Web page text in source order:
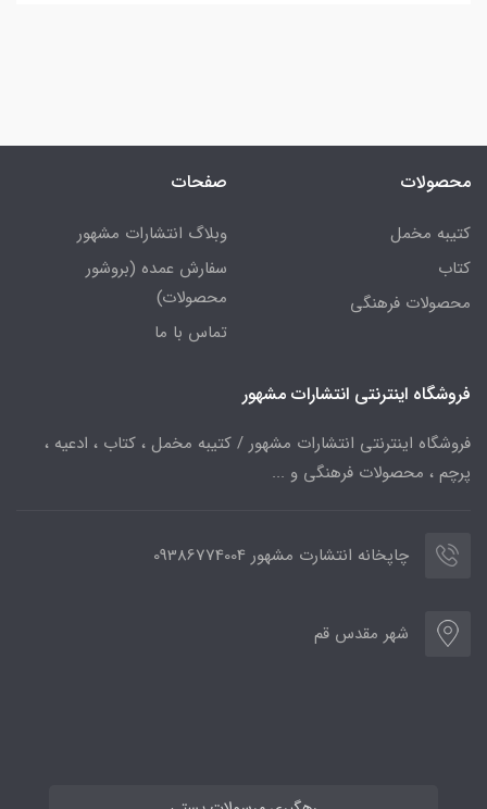
محصولات
کتیبه مخمل
کتاب
محصولات فرهنگی
صفحات
وبلاگ انتشارات مشهور
سفارش عمده (بروشور
محصولات)
تماس با ما
فروشگاه اینترنتی انتشارات مشهور
فروشگاه اینترنتی انتشارات مشهور / کتیبه مخمل ، کتاب ، ادعیه ،
پرچم ، محصولات فرهنگی و ...
چاپخانه انتشارت مشهور 09386774004
شهر مقدس قم